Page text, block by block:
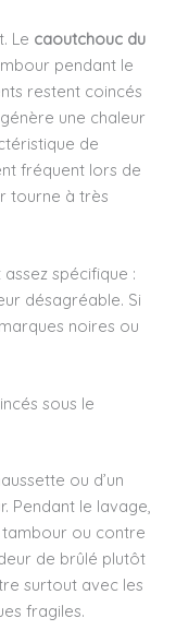
Le caoutchouc du
pendant le
restent coincés
une chaleur
de
fréquent lors de
tourne à très
spécifique :
désagréable. Si
noires ou
sous le
ou d’un
Pendant le lavage,
ou contre
de brûlé plutôt
surtout avec les
fragiles.